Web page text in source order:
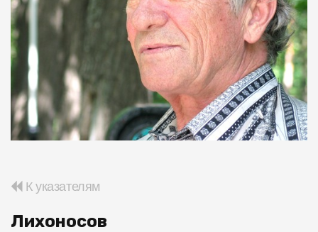
К указателям
Лихоносов